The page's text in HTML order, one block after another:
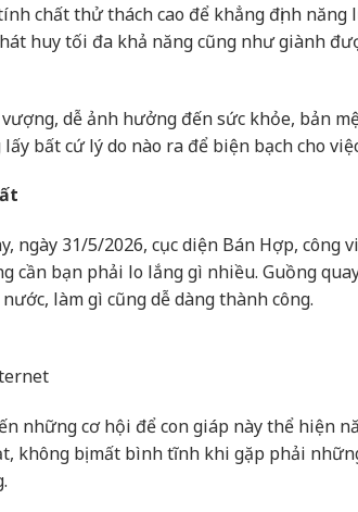
chất thử thách cao để khẳng định
huy tối đa khả năng cũng như giành
dễ ảnh hưởng đến sức khỏe, bản
bất cứ lý do nào ra để biện bạch cho
ngày 31/5/2026, cục diện Bán Hợp,
cần bạn phải lo lắng gì nhiều. Guồng
làm gì cũng dễ dàng thành công.
những cơ hội để con giáp này thể hiện
không bị mất bình tĩnh khi gặp phải